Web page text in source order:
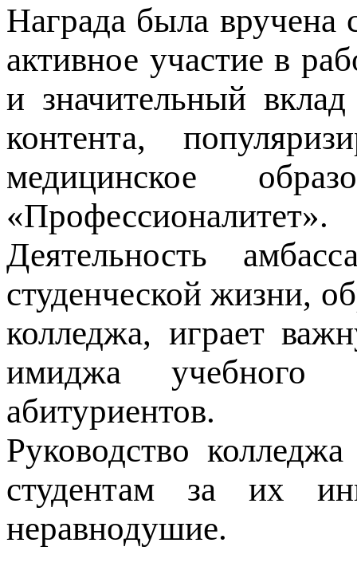
Награда была вручена
активное участие в
и значительный вклад
контента,
медицинское
«Профессионалитет».
Деятельность
студенческой жизни,
колледжа, играет
имиджа учебного
абитуриентов.
Руководство
студентам за их
неравнодушие.